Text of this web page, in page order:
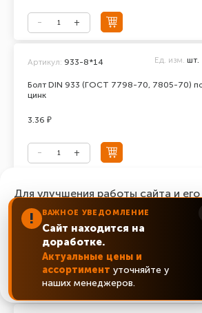
Болт DIN 933 (ГОСТ 7798-70, 7805-70)
цинк
Артикул: 933-8*14 Ед. изм. шт.
3.36 ₽
Болт DIN 933 (ГОСТ 7798-70, 7805-70)
цинк
Артикул: 933-8*16 Ед. изм. шт.
2.64 ₽
! ВАЖНОЕ УВЕДОМЛЕНИЕ
Сайт находится на
доработке.
Актуальные цены и
ассортимент уточняйте у
наших менеджеров.
Для улучшения работы сайта и
пользователями мы используем
согласиться с нашим
нажмите “Ок, понятно!”
ОК, понятно!